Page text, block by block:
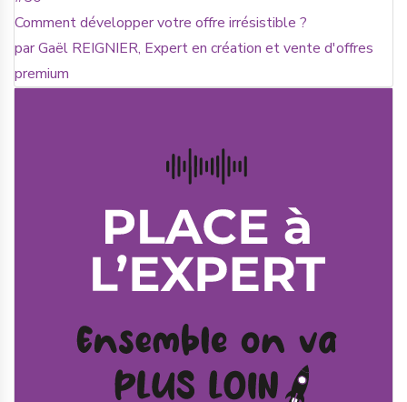
Comment développer votre offre irrésistible ?
par Gaël REIGNIER, Expert en création et vente d'offres
premium